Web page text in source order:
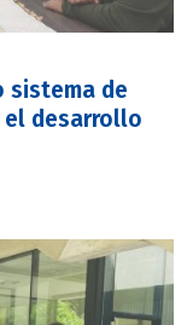
sistema de
el desarrollo